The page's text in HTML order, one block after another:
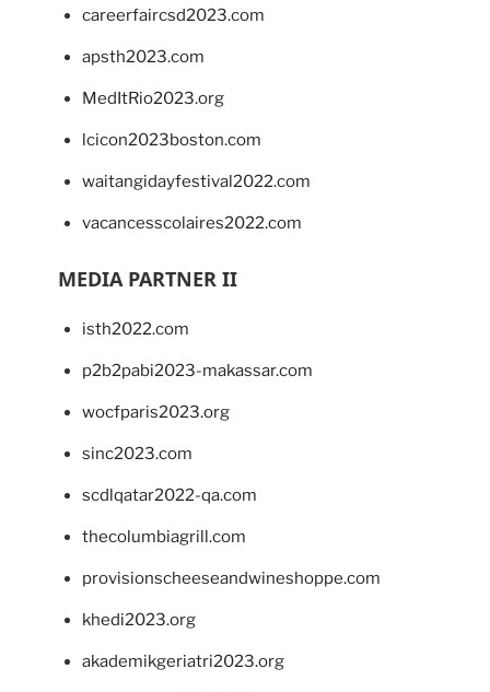
careerfaircsd2023.com
apsth2023.com
MedItRio2023.org
lcicon2023boston.com
waitangidayfestival2022.com
vacancesscolaires2022.com
MEDIA PARTNER II
isth2022.com
p2b2pabi2023-makassar.com
wocfparis2023.org
sinc2023.com
scdlqatar2022-qa.com
thecolumbiagrill.com
provisionscheeseandwineshoppe.com
khedi2023.org
akademikgeriatri2023.org